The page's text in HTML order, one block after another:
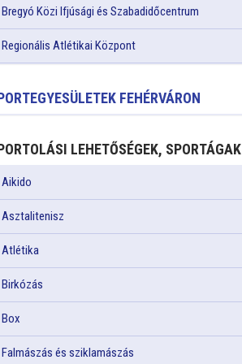
Bregyó Közi Ifjúsági és Szabadidőcentrum
Regionális Atlétikai Központ
FEHÉRVÁRON
LEHETŐSÉGEK, SPORTÁGAK
Aikido
Asztalitenisz
Atlétika
Birkózás
Box
Falmászás és sziklamászás